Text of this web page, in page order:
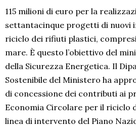
115 milioni di euro per la
settantacinque progetti di nuovi
riciclo dei rifiuti plastici,
mare. È questo l’obiettivo del
della Sicurezza Energetica. Il
Sostenibile del Ministero ha
di concessione dei contributi ai
Economia Circolare per il riciclo
linea di intervento del Piano